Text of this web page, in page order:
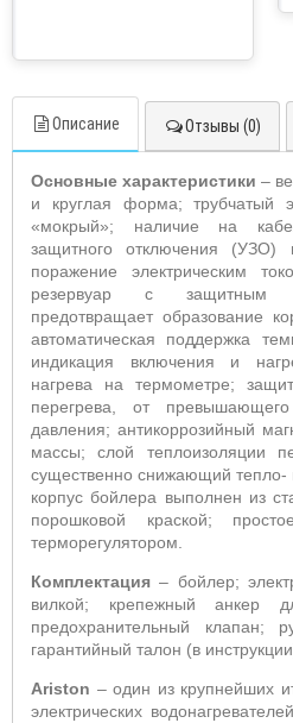
Описание Отзывы (0)
Основные характеристики –
и круглая форма; трубчатый
«мокрый»; наличие на
защитного отключения (УЗО)
поражение электрическим
резервуар с защитным
предотвращает образование
автоматическая поддержка
индикация включения и
нагрева на термометре;
перегрева, от превышающего
давления; антикоррозийный
массы; слой теплоизоляции
существенно снижающий тепло-
корпус бойлера выполнен из
порошковой краской;
терморегулятором.
Комплектация – бойлер;
вилкой; крепежный
предохранительный клапан;
гарантийный талон (в
Ariston – один из крупнейших
электрических